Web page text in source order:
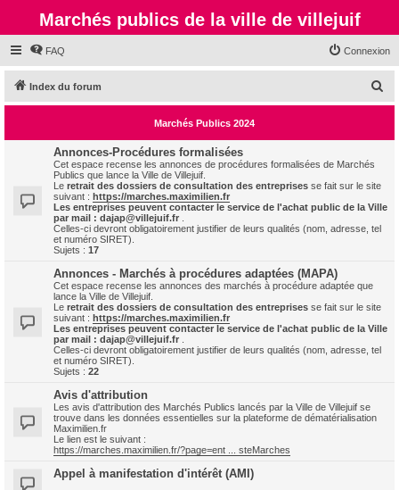
Marchés publics de la ville de villejuif
FAQ Connexion
Index du forum
e
c
Marchés Publics 2024
Annonces-Procédures formalisées
Cet espace recense les annonces de procédures formalisées de Marchés
Publics que lance la Ville de Villejuif.
Le retrait des dossiers de consultation des entreprises se fait sur le site
suivant : https://marches.maximilien.fr
Les entreprises peuvent contacter le service de l'achat public de la Ville
par mail : dajap@villejuif.fr
Celles-ci devront obligatoirement justifier de leurs qualités (nom, adresse, tel
et numéro SIRET).
Sujets : 17
Annonces - Marchés à procédures adaptées (MAPA)
Cet espace recense les annonces des marchés à procédure adaptée que
lance la Ville de Villejuif.
Le retrait des dossiers de consultation des entreprises se fait sur le site
suivant : https://marches.maximilien.fr
Les entreprises peuvent contacter le service de l'achat public de la Ville
par mail : dajap@villejuif.fr
Celles-ci devront obligatoirement justifier de leurs qualités (nom, adresse, tel
et numéro SIRET).
Sujets : 22
Avis d'attribution
Les avis d'attribution des Marchés Publics lancés par la Ville de Villejuif se
trouve dans les données essentielles sur la plateforme de dématérialisation
Maximilien.fr
Le lien est le suivant :
https://marches.maximilien.fr/?page=ent ... steMarches
Appel à manifestation d'intérêt (AMI)